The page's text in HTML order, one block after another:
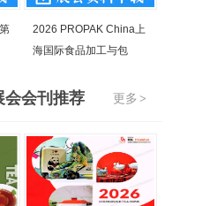
2026 PROPAK China上
海国际食品加工与包
更多 >
会会刊推荐